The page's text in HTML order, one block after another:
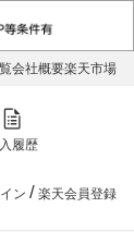
会社概要楽天市場
履歴
ン / 楽天会員登録